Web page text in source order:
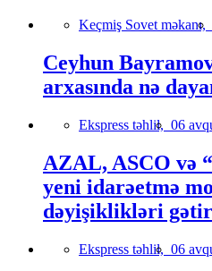
Keçmiş Sovet məkanı,
Ceyhun
arxasında nə
Ekspress təhlil, 06
AZAL, ASCO və
yeni idarəetmə
dəyişiklikləri
Ekspress təhlil, 06